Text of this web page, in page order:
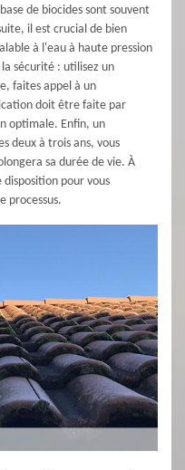
de biocides sont souvent
il est crucial de bien
à l'eau à haute pression
sécurité : utilisez un
faites appel à un
doit être faite par
optimale. Enfin, un
deux à trois ans, vous
sa durée de vie. À
disposition pour vous
processus.